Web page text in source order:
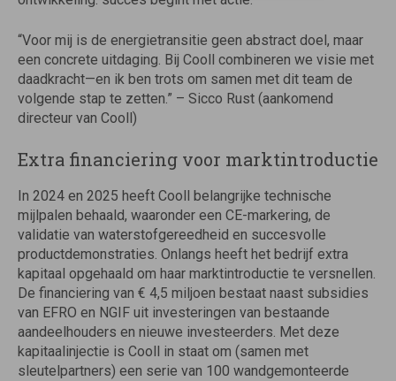
“Voor mij is de energietransitie geen abstract doel, maar
een concrete uitdaging. Bij Cooll combineren we visie met
daadkracht—en ik ben trots om samen met dit team de
volgende stap te zetten.” – Sicco Rust (aankomend
directeur van Cooll)
Extra financiering voor marktintroductie
In 2024 en 2025 heeft Cooll belangrijke technische
mijlpalen behaald, waaronder een CE-markering, de
validatie van waterstofgereedheid en succesvolle
productdemonstraties. Onlangs heeft het bedrijf extra
kapitaal opgehaald om haar marktintroductie te versnellen.
De financiering van € 4,5 miljoen bestaat naast subsidies
van EFRO en NGIF uit investeringen van bestaande
aandeelhouders en nieuwe investeerders. Met deze
kapitaalinjectie is Cooll in staat om (samen met
sleutelpartners) een serie van 100 wandgemonteerde